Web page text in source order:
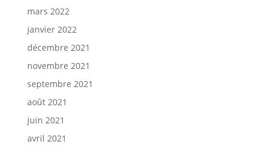
mars 2022
janvier 2022
décembre 2021
novembre 2021
septembre 2021
août 2021
juin 2021
avril 2021